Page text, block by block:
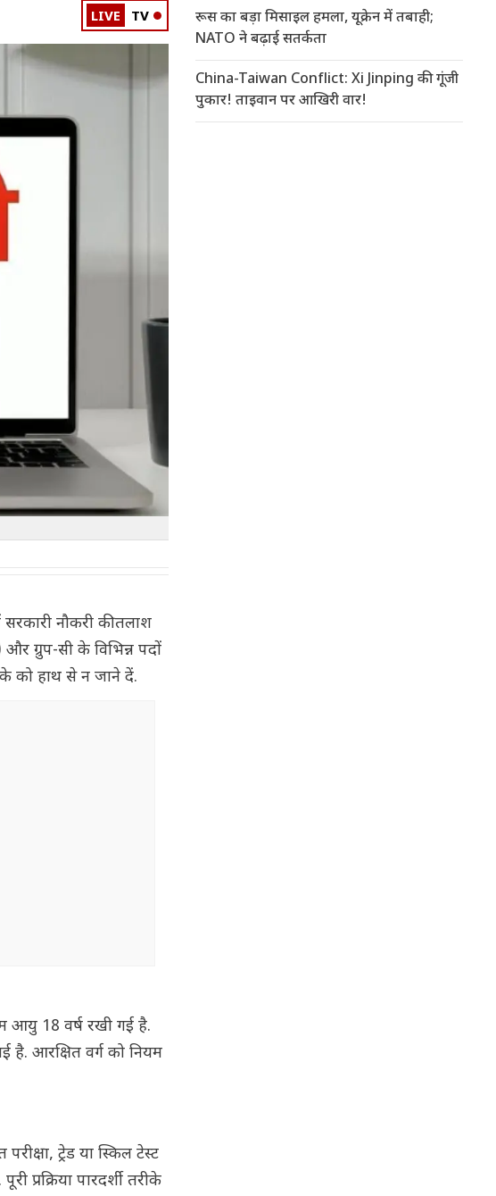
LIVE TV
नौकरी की तलाश
ग्रुप-सी के विभिन्न पदों
को हाथ से न जाने दें.
आयु 18 वर्ष रखी गई है.
आरक्षित वर्ग को नियम
ट्रेड या स्किल टेस्ट
प्रक्रिया पारदर्शी तरीके
रूस का बड़ा मिसाइल हमला, यूक्रेन में तबाही;
NATO ने बढ़ाई सतर्कता
China-Taiwan Conflict: Xi Jinping की गूंजी
पुकार! ताइवान पर आखिरी वार!